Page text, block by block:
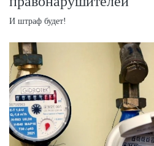
И штраф будет!